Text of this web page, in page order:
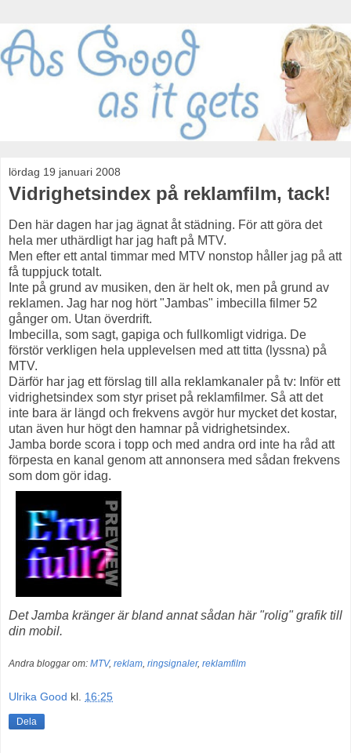
lördag 19 januari 2008
Vidrighetsindex på reklamfilm, tack!
Den här dagen har jag ägnat åt städning. För att göra det
hela mer uthärdligt har jag haft på MTV.
Men efter ett antal timmar med MTV nonstop håller jag på att
få tuppjuck totalt.
Inte på grund av musiken, den är helt ok, men på grund av
reklamen. Jag har nog hört "Jambas" imbecilla filmer 52
gånger om. Utan överdrift.
Imbecilla, som sagt, gapiga och fullkomligt vidriga. De
förstör verkligen hela upplevelsen med att titta (lyssna) på
MTV.
Därför har jag ett förslag till alla reklamkanaler på tv: Inför ett
vidrighetsindex som styr priset på reklamfilmer. Så att det
inte bara är längd och frekvens avgör hur mycket det kostar,
utan även hur högt den hamnar på vidrighetsindex.
Jamba borde scora i topp och med andra ord inte ha råd att
förpesta en kanal genom att annonsera med sådan frekvens
som dom gör idag.
Det Jamba kränger är bland annat sådan här "rolig" grafik till
din mobil.
Andra bloggar om: MTV, reklam, ringsignaler, reklamfilm
Ulrika Good kl. 16:25
Dela